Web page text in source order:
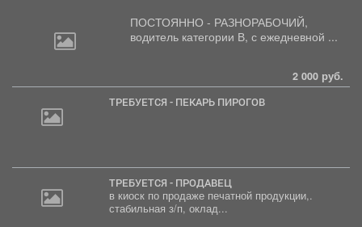
ПОСТОЯННО - РАЗНОРАБОЧИЙ,
водитель категории В, с ежедневной ...
2 000 руб.
ТРЕБУЕТСЯ - ПЕКАРЬ ПИРОГОВ
ТРЕБУЕТСЯ - ПРОДАВЕЦ
в киоск по продаже печатной продукции,.
стабильная з/п, оклад...